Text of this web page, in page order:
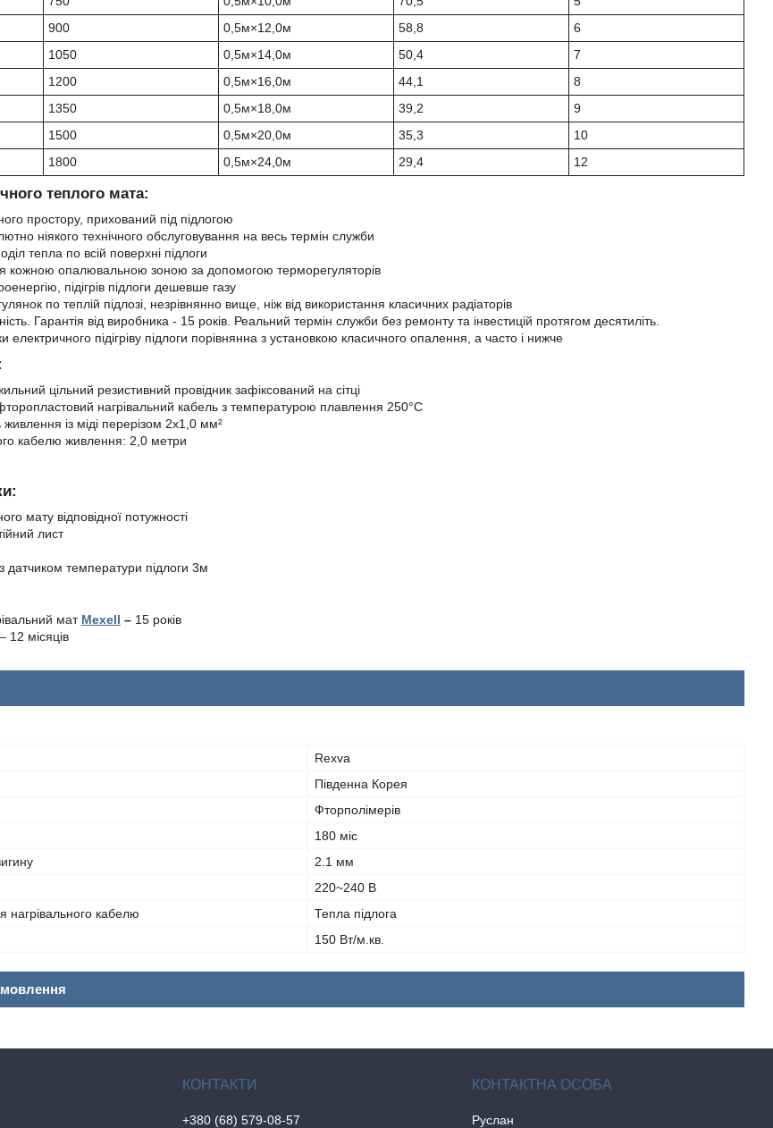
900 0,5м×12,0м 58,8
6
1050 0,5м×14,0м 50,4
7
1200 0,5м×16,0м 44,1
8
1350 0,5м×18,0м 39,2
9
1500 0,5м×20,0м 35,3
10
1800 0,5м×24,0м 29,4 12
теплого мата:
простору, прихований під підлогою
ніякого технічного обслуговування на весь термін служби
тепла по всій поверхні підлоги
кожною опалювальною зоною за допомогою терморегуляторів
підігрів підлоги дешевше газу
по теплій підлозі, незрівнянно вище, ніж від використання класичних радіаторів
Гарантія від виробника - 15 років. Реальний термін служби без ремонту та інвестицій протягом десятиліть.
електричного підігріву підлоги порівнянна з установкою класичного опалення, а часто і нижче
цільний резистивний провідник зафіксований на сітці
нагрівальний кабель з температурою плавлення 250°C
із міді перерізом 2х1,0 мм²
кабелю живлення: 2,0 метри
:
мату відповідної потужності
лист
датчиком температури підлоги 3м
мат Mexell – 15 років
12 місяців
Rexva
Південна Корея
Фторполімерів
180 міс
2.1 мм
220~240 В
нагрівального кабелю
Тепла підлога
150 Вт/м.кв.
+380 (68) 579-08-57 Руслан